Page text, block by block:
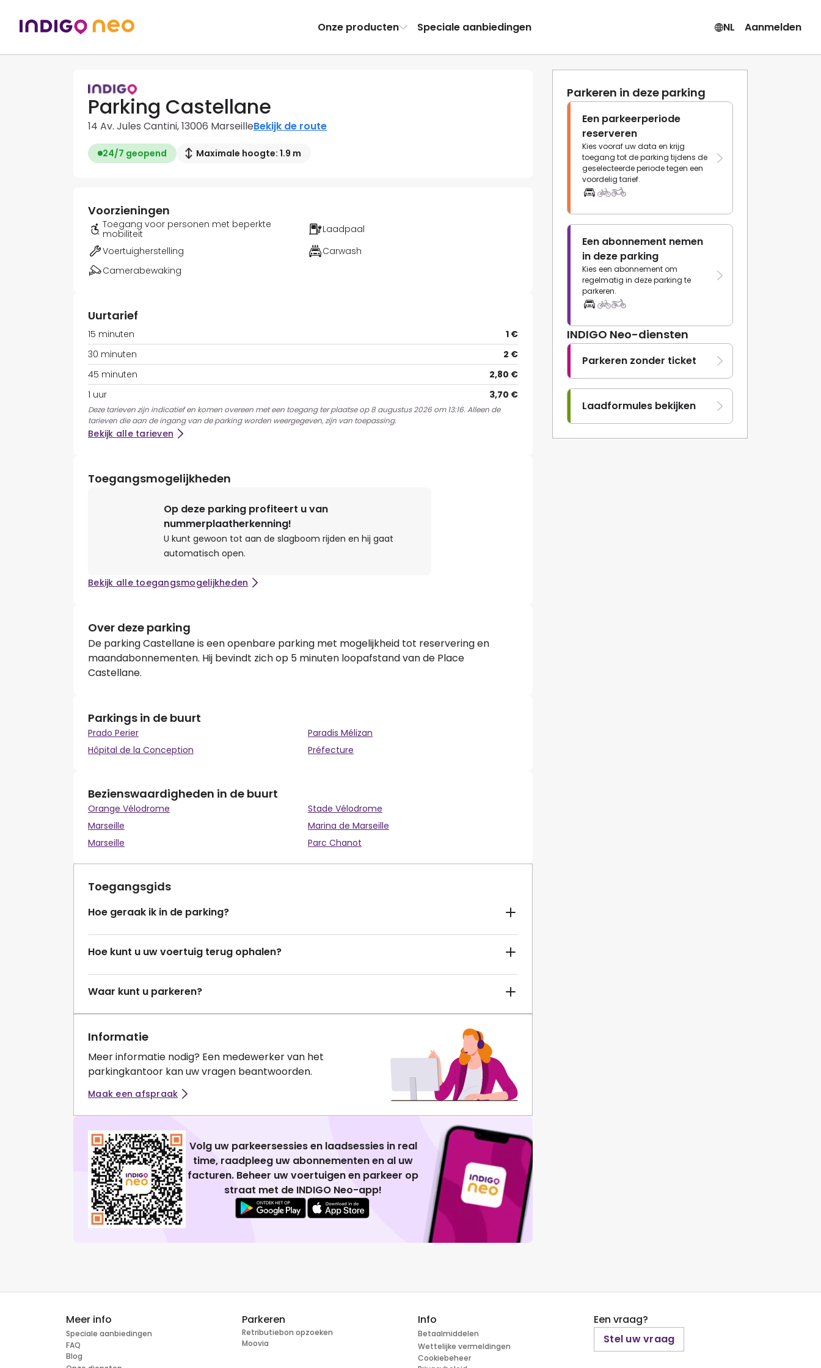
Onze producten Speciale aanbiedingen NL Aanmelden
Parking Castellane
14 Av. Jules Cantini, 13006 MarseilleBekijk de route
24/7 geopend Maximale hoogte: 1.9 m
Parkeren in deze parking
Een parkeerperiode
reserveren
Kies vooraf uw data en krijg
toegang tot de parking tijdens de
geselecteerde periode tegen een
voordelig tarief.
Een abonnement nemen
in deze parking
Kies een abonnement om
regelmatig in deze parking te
parkeren.
INDIGO Neo-diensten
Parkeren zonder ticket
Laadformules bekijken
Voorzieningen
Toegang voor personen met beperkte
mobiliteit
Laadpaal
Voertuigherstelling
Carwash
Camerabewaking
Uurtarief
15 minuten
1 €
30 minuten
2 €
45 minuten
2,80 €
1 uur
3,70 €
Deze tarieven zijn indicatief en komen overeen met een toegang ter plaatse op 8 augustus 2026 om 13:16. Alleen de
tarieven die aan de ingang van de parking worden weergegeven, zijn van toepassing.
Bekijk alle tarieven
Toegangsmogelijkheden
Op deze parking profiteert u van
nummerplaatherkenning!
U kunt gewoon tot aan de slagboom rijden en hij gaat
automatisch open.
Bekijk alle toegangsmogelijkheden
Over deze parking
De parking Castellane is een openbare parking met mogelijkheid tot reservering en
maandabonnementen. Hij bevindt zich op 5 minuten loopafstand van de Place
Castellane.
Parkings in de buurt
Prado Perier
Paradis Mélizan
Hôpital de la Conception
Préfecture
Bezienswaardigheden in de buurt
Orange Vélodrome
Stade Vélodrome
Marseille
Marina de Marseille
Marseille
Parc Chanot
Toegangsgids
Hoe geraak ik in de parking?
Hoe kunt u uw voertuig terug ophalen?
Waar kunt u parkeren?
Informatie
Meer informatie nodig? Een medewerker van het
parkingkantoor kan uw vragen beantwoorden.
Maak een afspraak
Volg uw parkeersessies en laadsessies in real
time, raadpleeg uw abonnementen en al uw
facturen. Beheer uw voertuigen en parkeer op
straat met de INDIGO Neo-app!
Meer info
Speciale aanbiedingen
FAQ
Blog
Parkeren
Retributiebon opzoeken
Moovia
Info
Betaalmiddelen
Wettelijke vermeldingen
Cookiebeheer
Een vraag?
Stel uw vraag